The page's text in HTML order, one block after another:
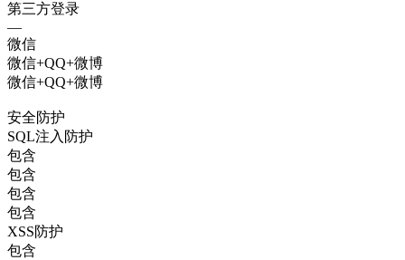
第三方登录
—
微信
微信+QQ+微博
微信+QQ+微博
安全防护
SQL注入防护
包含
包含
包含
包含
XSS防护
包含